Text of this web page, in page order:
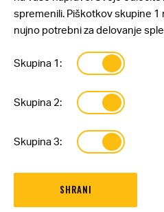
spremenili. Piškotkov skupine 1
nujno potrebni za delovanje
Skupina 1:
Skupina 2:
Skupina 3: